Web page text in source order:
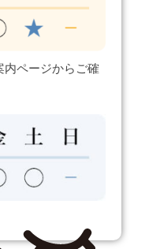
内ページからご確